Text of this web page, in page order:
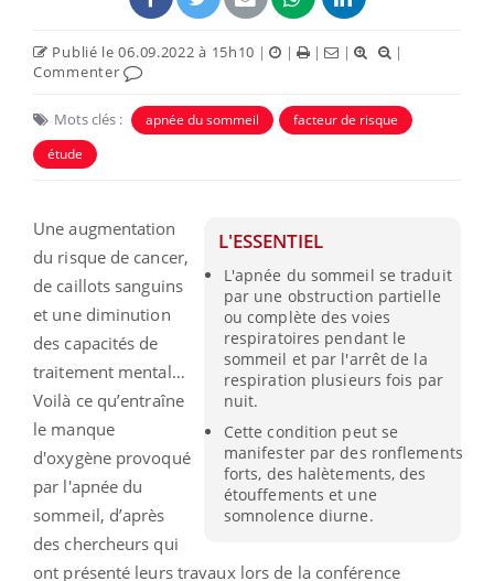
Publié le 06.09.2022 à 15h10 | | | |
|
Commenter
Mots clés : apnée du sommeil
facteur de risque
étude
L'ESSENTIEL
L'apnée du sommeil se traduit
par une obstruction partielle
ou complète des voies
respiratoires pendant le
sommeil et par l'arrêt de la
respiration plusieurs fois par
nuit.
Cette condition peut se
manifester par des ronflements
forts, des halètements, des
étouffements et une
somnolence diurne.
Une augmentation
du risque de cancer,
de caillots sanguins
et une diminution
des capacités de
traitement mental…
Voilà ce qu’entraîne
le manque
d'oxygène provoqué
par l'apnée du
sommeil, d’après
des chercheurs qui
ont présenté leurs travaux lors de la conférence